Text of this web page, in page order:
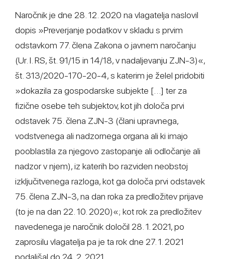
Naročnik je dne 28. 12. 2020 na vlagatelja naslovil
dopis »Preverjanje podatkov v skladu s prvim
odstavkom 77. člena Zakona o javnem naročanju
(Ur. l. RS, št. 91/15 in 14/18, v nadaljevanju ZJN-3)«,
št. 313/2020-170-20-4, s katerim je želel pridobiti
»dokazila za gospodarske subjekte […] ter za
fizične osebe teh subjektov, kot jih določa prvi
odstavek 75. člena ZJN-3 (člani upravnega,
vodstvenega ali nadzornega organa ali ki imajo
pooblastila za njegovo zastopanje ali odločanje ali
nadzor v njem), iz katerih bo razviden neobstoj
izključitvenega razloga, kot ga določa prvi odstavek
75. člena ZJN-3, na dan roka za predložitev prijave
(to je na dan 22. 10. 2020)«; kot rok za predložitev
navedenega je naročnik določil 28. 1. 2021, po
zaprosilu vlagatelja pa je ta rok dne 27. 1. 2021
podaljšal do 24. 2. 2021.